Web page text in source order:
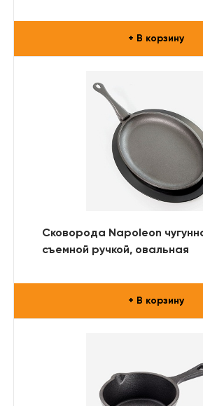
+ В корзину
Сковорода Napoleon
съемной ручкой, овальная
+ В корзину